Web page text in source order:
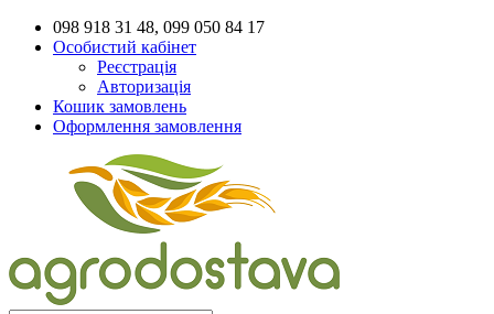
098 918 31 48, 099 050 84 17
Особистий кабінет
Реєстрація
Авторизація
Кошик замовлень
Оформлення замовлення